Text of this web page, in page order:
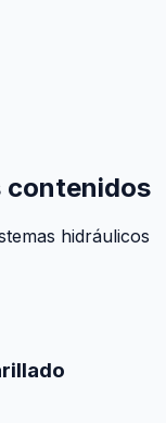
contenidos
hidráulicos